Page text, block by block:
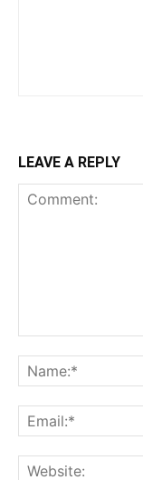
LEAVE A REPLY